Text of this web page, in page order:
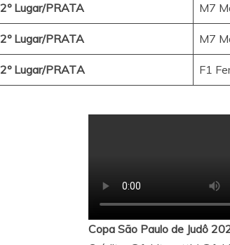
2º Lugar/PRATA M7
2º Lugar/PRATA M7
2º Lugar/PRATA F1
Copa São Paulo de Judô